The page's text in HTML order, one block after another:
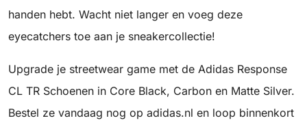
handen hebt. Wacht niet langer en voeg deze
eyecatchers toe aan je sneakercollectie!
Upgrade je streetwear game met de Adidas Response
CL TR Schoenen in Core Black, Carbon en Matte Silver.
Bestel ze vandaag nog op adidas.nl en loop binnenkort